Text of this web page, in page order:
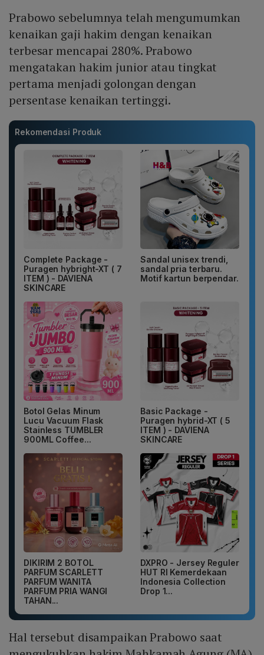
Prabowo sebelumnya telah mengumumkan
kenaikan gaji hakim dengan kenaikan
terbesar mencapai 280%. Prabowo
mengatakan hakim junior atau tingkat
pertama menjadi golongan dengan
persentase kenaikan tertinggi.
Rekomendasi Produk
Complete Package -
Puragen hybright-XT ( 7
ITEM ) - DAVIENA
SKINCARE
Sandal unisex trendi,
sandal pria terbaru.
Motif kartun berpendar.
Botol Gelas Minum
Lucu Vacuum Flask
Stainless TUMBLER
900ML Coffee...
Basic Package -
Puragen hybrid-XT ( 5
ITEM ) - DAVIENA
SKINCARE
DIKIRIM 2 BOTOL
PARFUM SCARLETT
PARFUM WANITA
PARFUM PRIA WANGI
TAHAN...
DXPRO - Jersey Reguler
HUT RI Kemerdekaan
Indonesia Collection
Drop 1...
Hal tersebut disampaikan Prabowo saat